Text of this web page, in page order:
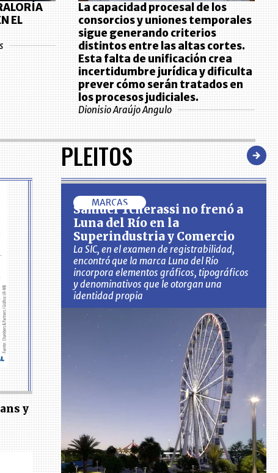
EL
La capacidad procesal de los
consorcios y uniones temporales
sigue generando criterios
distintos entre las altas cortes.
Esta falta de unificación crea
incertidumbre jurídica y dificulta
prever cómo serán tratados en
los procesos judiciales.
Dionisio Araújo Angulo
y
PLEITOS
MARCAS
Samuel Tcherassi no frenó a
Luna del Río en la
Superindustria y Comercio
La SIC, en el examen de registrabilidad,
encontró que la marca Luna del Río
incorpora elementos gráficos, tipográficos
y denominativos que le otorgan una
identidad propia